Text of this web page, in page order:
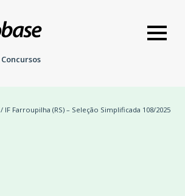
Concursos
/ IF Farroupilha (RS) – Seleção Simplificada 108/2025